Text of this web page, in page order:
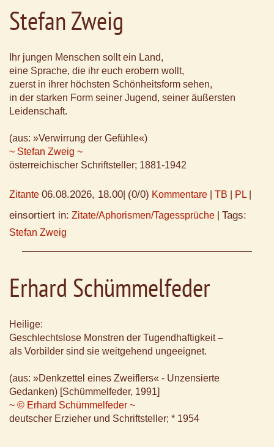
Stefan Zweig
Ihr jungen Menschen sollt ein Land,
eine Sprache, die ihr euch erobern wollt,
zuerst in ihrer höchsten Schönheitsform sehen,
in der starken Form seiner Jugend, seiner äußersten
Leidenschaft.
(aus: »Verwirrung der Gefühle«)
~ Stefan Zweig ~
österreichischer Schriftsteller; 1881-1942
Zitante 06.08.2026, 18.00 (0/0) Kommentare TB PL
einsortiert in: Zitate/Aphorismen/Tagessprüche Tags:
Stefan Zweig
Erhard Schümmelfeder
Heilige:
Geschlechtslose Monstren der Tugendhaftigkeit –
als Vorbilder sind sie weitgehend ungeeignet.
(aus: »Denkzettel eines Zweiflers« - Unzensierte
Gedanken) [Schümmelfeder, 1991]
~ © Erhard Schümmelfeder ~
deutscher Erzieher und Schriftsteller; * 1954